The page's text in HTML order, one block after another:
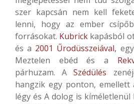
szer kapcsán nem kell
lenni, hogy az ember
forrásokat. Kubrick kapásból
és a 2001 Űrodüsszeiával,
Meztelen ebéd és a
párhuzam. ASzédülés
hangzik egy ponton,
légy és A dolog is kíméletlenül